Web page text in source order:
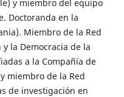
y miembro del equipo
Doctoranda en la
Miembro de la Red
la Democracia de la
a la Compañía de
y miembro de la Red
de investigación en